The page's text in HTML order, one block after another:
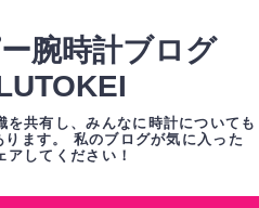
腕時計ブログ
共有し、みんなに時計についても
ます。 私のブログが気に入った
アしてください！